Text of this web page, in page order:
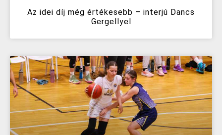
Az idei díj még értékesebb – interjú Dancs
Gergellyel